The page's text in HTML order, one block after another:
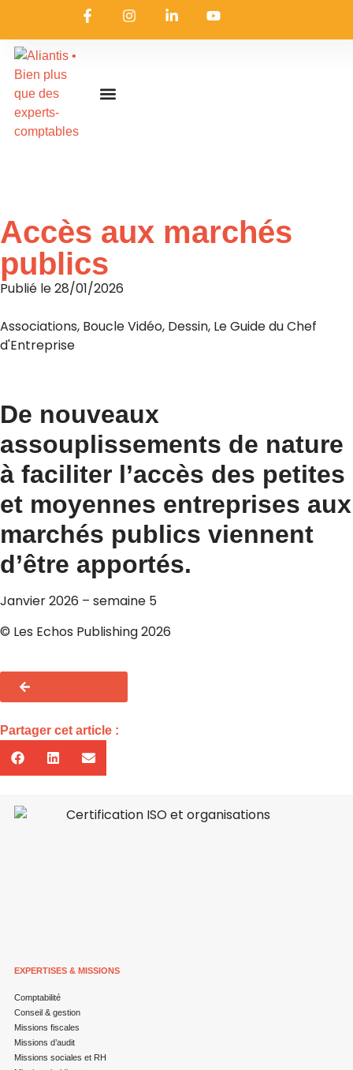
Accès aux marchés
publics
Publié le28/01/2026
Associations, Boucle Vidéo, Dessin, Le Guide du Chef
d'Entreprise
De nouveaux
assouplissements de nature
à faciliter l’accès des petites
et moyennes entreprises aux
marchés publics viennent
d’être apportés.
Janvier 2026 – semaine 5
© Les Echos Publishing 2026
Partager cet article :
EXPERTISES & MISSIONS
Comptabilité
Conseil & gestion
Missions fiscales
Missions d’audit
Missions sociales et RH